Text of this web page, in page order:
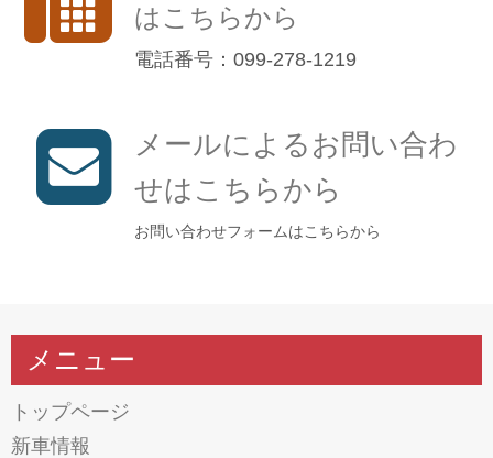
はこちらから
電話番号：099-278-1219
メールによるお問い合わ
せはこちらから
お問い合わせフォームはこちらから
メニュー
トップページ
新車情報